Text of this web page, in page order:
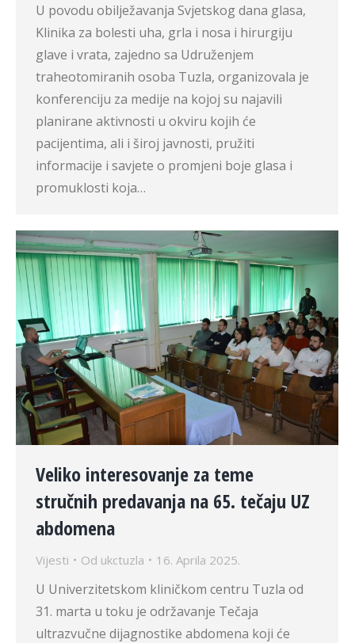
U povodu obilježavanja Svjetskog dana glasa,
Klinika za bolesti uha, grla i nosa i hirurgiju
glave i vrata, zajedno sa Udruženjem
traheotomiranih osoba Tuzla, organizovala je
konferenciju za medije na kojoj su najavili
planirane aktivnosti u okviru kojih će
pacijentima, ali i široj javnosti, pružiti
informacije i savjete o promjeni boje glasa i
promuklosti koja…
Veliko interesovanje za teme
stručnih predavanja na 65. tečaju UZ
abdomena
Vijesti Od ukctuzla 16. Aprila 2025.
U Univerzitetskom kliničkom centru Tuzla od
31. marta u toku je održavanje Tečaja
ultrazvučne dijagnostike abdomena koji će